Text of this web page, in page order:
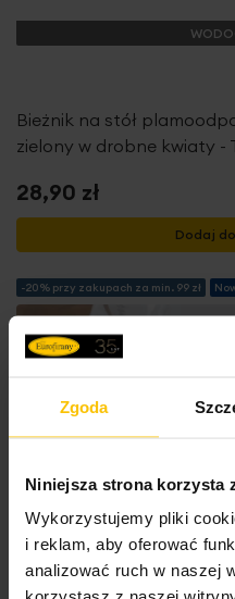
Zgoda
Niniejsza strona korzysta
Wykorzystujemy pliki
i reklam, aby oferować
analizować ruch w naszej
Bieżnik na stół
zielony w drobne kwiaty -
28,90 zł
Dodaj
-20% przy zakupach za min. 99 zł